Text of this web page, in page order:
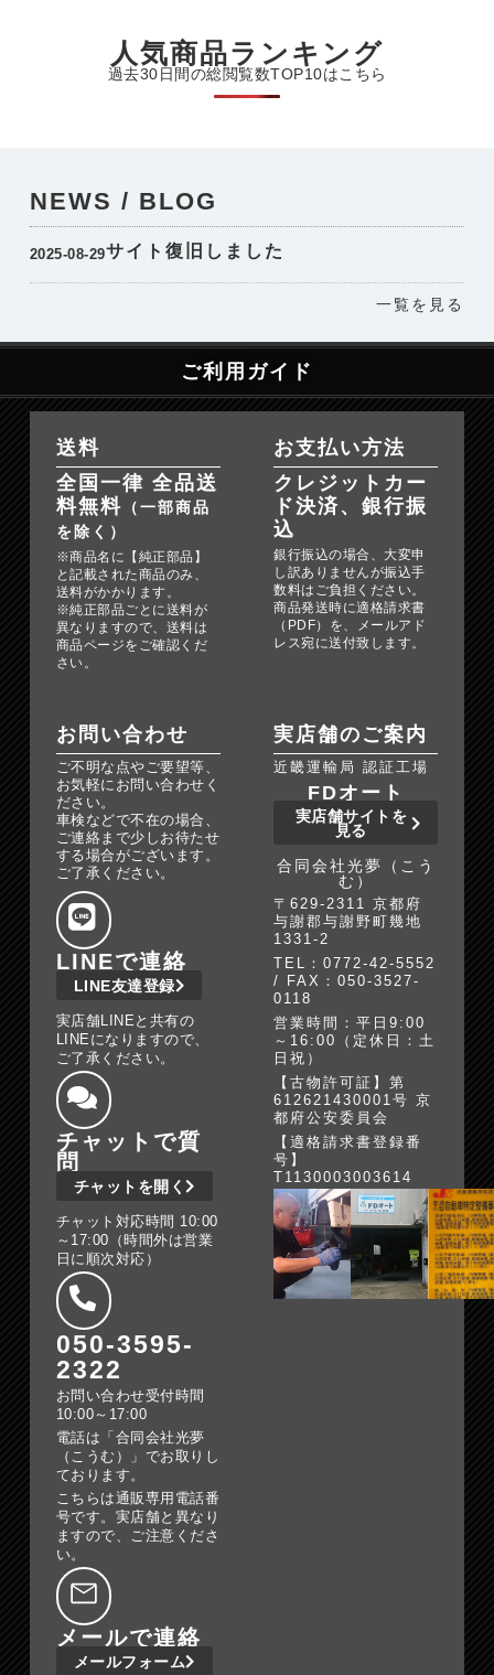
人気商品ランキング
過去30日間の総閲覧数TOP10はこちら
NEWS / BLOG
2025-08-29サイト復旧しました
一覧を見る
ご利用ガイド
送料
全国一律 全品送
料無料 （一部商品
を除く）
※商品名に【純正部品】
と記載された商品のみ、
送料がかかります。
※純正部品ごとに送料が
異なりますので、送料は
商品ページをご確認くだ
さい。
お支払い方法
クレジットカー
ド決済、銀行振
込
銀行振込の場合、大変申
し訳ありませんが振込手
数料はご負担ください。
商品発送時に適格請求書
（PDF）を、メールアド
レス宛に送付致します。
お問い合わせ
ご不明な点やご要望等、
お気軽にお問い合わせく
ださい。
車検などで不在の場合、
ご連絡まで少しお待たせ
する場合がございます。
ご了承ください。
LINEで連絡
LINE友達登録
実店舗LINEと共有の
LINEになりますので、
ご了承ください。
チャットで質
問
チャットを開く
チャット対応時間 10:00
～17:00（時間外は営業
日に順次対応）
050-3595-
2322
お問い合わせ受付時間
10:00～17:00
電話は「合同会社光夢
（こうむ）」でお取りし
ております。
こちらは通販専用電話番
号です。実店舗と異なり
ますので、ご注意くださ
い。
メールで連絡
メールフォーム
実店舗のご案内
近畿運輸局 認証工場
FDオート
実店舗サイトを
見る
合同会社光夢（こう
む）
〒629-2311 京都府
与謝郡与謝野町幾地
1331-2
TEL：0772-42-5552
/ FAX：050-3527-
0118
営業時間：平日9:00
～16:00（定休日：土
日祝）
【古物許可証】第
612621430001号 京
都府公安委員会
【適格請求書登録番
号】
T1130003003614